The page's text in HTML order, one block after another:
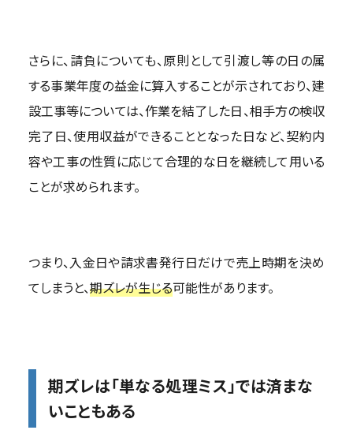
さらに、請負についても、原則として引渡し等の日の属
する事業年度の益金に算入することが示されており、建
設工事等については、作業を結了した日、相手方の検収
完了日、使用収益ができることとなった日など、契約内
容や工事の性質に応じて合理的な日を継続して用いる
ことが求められます。
つまり、入金日や請求書発行日だけで売上時期を決め
てしまうと、期ズレが生じる可能性があります。
期ズレは「単なる処理ミス」では済まな
いこともある